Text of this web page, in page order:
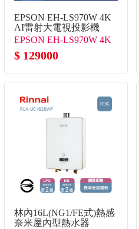
EPSON EH-LS970W 4K
AI雷射大電視投影機
EPSON EH-LS970W 4K
AI雷射大電視投影機
$ 129000
林內16L(NG1/FE式)熱感
奈米屋內型熱水器